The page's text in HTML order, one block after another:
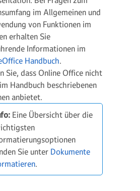
im Allgemeinen und
von Funktionen im
erhalten Sie
Informationen im
Handbuch.
Sie, dass Online Office nicht
Handbuch beschriebenen
anbietet.
Eine Übersicht über die
Sie unter Dokumente
.